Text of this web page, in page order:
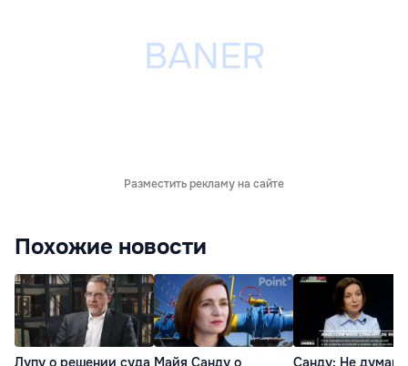
Разместить рекламу на сайте
Похожие новости
Лупу о решении суда Майя Санду о
Санду: Не думаю,